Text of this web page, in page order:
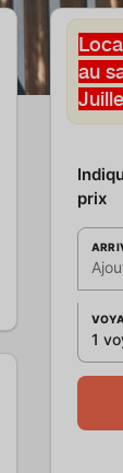
au
prix
1